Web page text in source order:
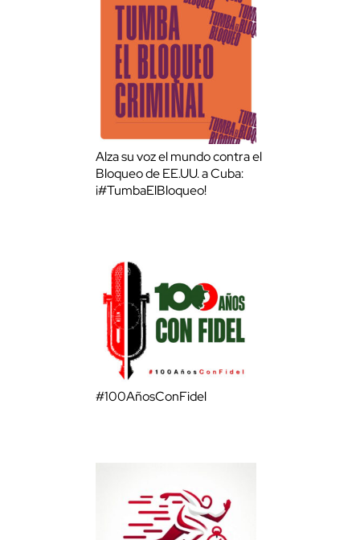
Alza su voz el mundo contra el
Bloqueo de EE.UU. a Cuba:
¡#TumbaElBloqueo!
#100AñosConFidel